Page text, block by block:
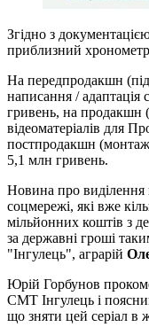
Згідно з
приблизний
На передпродакшн
написання / адаптація
гривень, на продакшн
відеоматеріалів для
постпродакшн
5,1 млн гривень.
Новина про виділення
соцмережі, які вже
мільйонних коштів з
за державні гроші
"Інгулець", аграрій
Юрій Горбунов
СМТ Інгулець і
що зняти цей серіал в